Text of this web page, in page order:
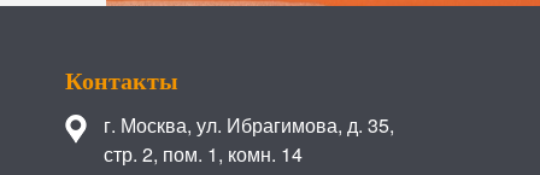
Контакты
г. Москва,ул. Ибрагимова, д. 35,
стр. 2, пом. 1, комн. 14